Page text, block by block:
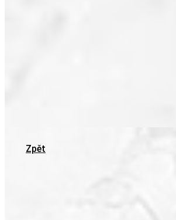
Zpět